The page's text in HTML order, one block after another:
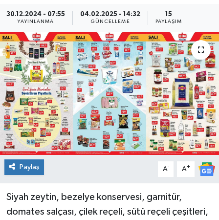
30.12.2024 - 07:55
YAYINLANMA
04.02.2025 - 14:32
GÜNCELLEME
15
PAYLAŞIM
Paylaş A- A+
Siyah zeytin, bezelye konservesi, garnitür,
domates salçası, çilek reçeli, sütü reçeli çeşitleri,